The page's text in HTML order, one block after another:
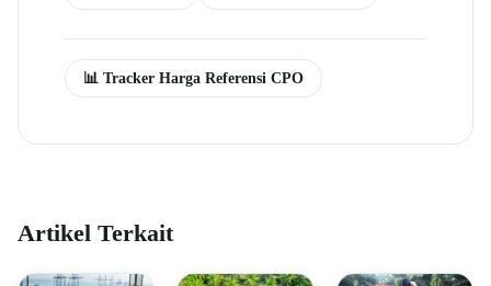
📊 Tracker Harga Referensi CPO
Artikel Terkait